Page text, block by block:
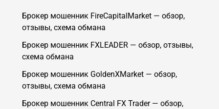
Брокер мошенник FireCapitalMarket — обзор,
отзывы, схема обмана
Брокер мошенник FXLEADER — обзор, отзывы,
схема обмана
Брокер мошенник GoldenXMarket — обзор,
отзывы, схема обмана
Брокер мошенник Central FX Trader — обзор,